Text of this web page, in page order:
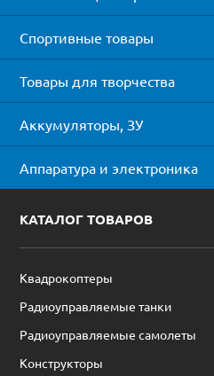
Спортивные товары
Товары для творчества
Аккумуляторы, ЗУ
Аппаратура и электроника
КАТАЛОГ ТОВАРОВ
Квадрокоптеры
Радиоуправляемые танки
Радиоуправляемые самолеты
Конструкторы